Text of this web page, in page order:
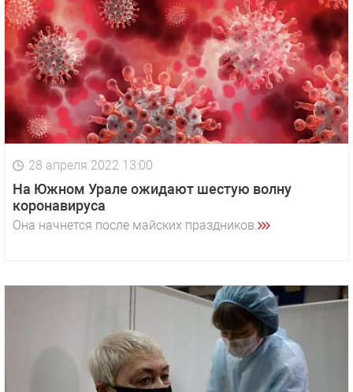
28 апреля 2022 13:00
На Южном Урале ожидают шестую волну
коронавируса
Она начнется после майских праздников.